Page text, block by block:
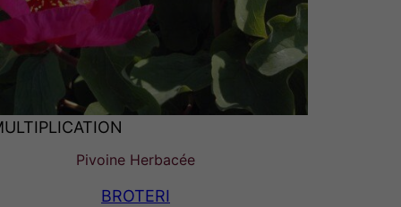
Pivoine Herbacée
BROTERI